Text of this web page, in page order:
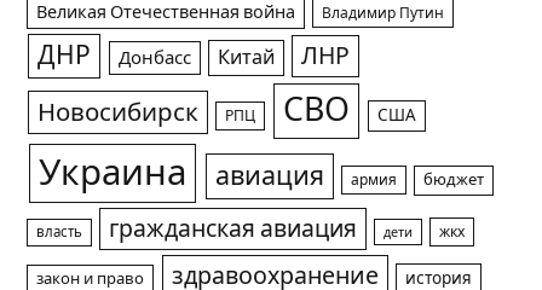
Великая Отечественная война Владимир Путин
ДНР Донбасс Китай ЛНР
Новосибирск РПЦ СВО США
Украина авиация армия бюджет
власть гражданская авиация дети жкх
закон и право здравоохранение история